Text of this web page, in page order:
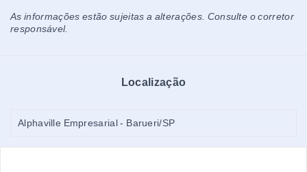
As informações estão sujeitas a alterações. Consulte o corretor
responsável.
Localização
Alphaville Empresarial - Barueri/SP